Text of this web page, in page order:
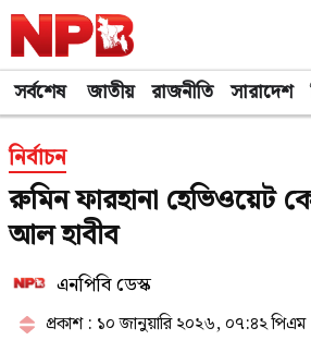
সর্বশেষ জাতীয় রাজনীতি সারাদেশ
নির্বাচন
রুমিন ফারহানা হেভিওয়েট
আল হাবীব
এনপিবি ডেস্ক
প্রকাশ : ১০ জানুয়ারি ২০২৬, ০৭:৪২ পিএম